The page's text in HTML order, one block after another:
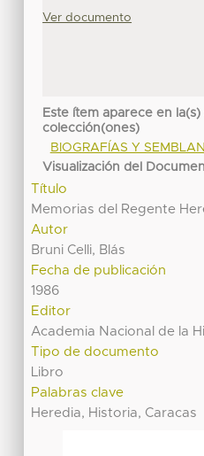
Ver documento
Este ítem aparece en
colección(ones)
BIOGRAFÍAS Y
Visualización del
Título
Memorias del Regente
Autor
Bruni Celli, Blás
Fecha de publicación
1986
Editor
Academia Nacional de la
Tipo de documento
Libro
Palabras clave
Heredia, Historia, Caracas